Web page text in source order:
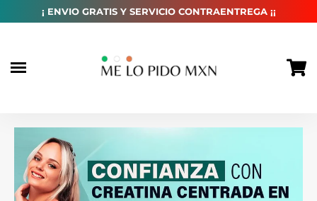
directamente
contenido
¡ ENVIO GRATIS Y SERVICIO CONTRAENTREGA ¡¡
habitual